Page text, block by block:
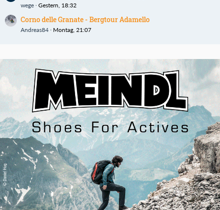
wege Gestern, 18:32
Corno delle Granate - Bergtour Adamello
Andreas84 Montag, 21:07